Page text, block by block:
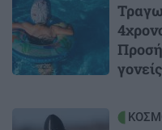
γονείς
Image